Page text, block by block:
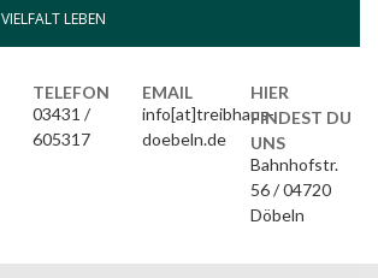
VIELFALT LEBEN
TELEFON
03431 /
605317
EMAIL
info[at]treibhaus-
doebeln.de
HIER
FINDEST DU
UNS
Bahnhofstr.
56 / 04720
Döbeln